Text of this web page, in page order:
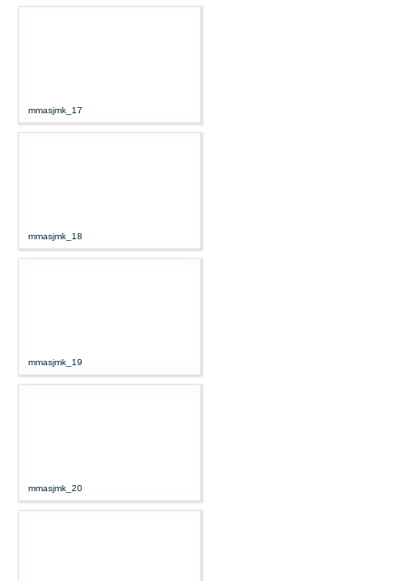
mmasjmk_17
mmasjmk_18
mmasjmk_19
mmasjmk_20